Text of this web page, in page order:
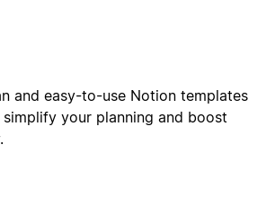
and easy-to-use Notion templates
your planning and boost